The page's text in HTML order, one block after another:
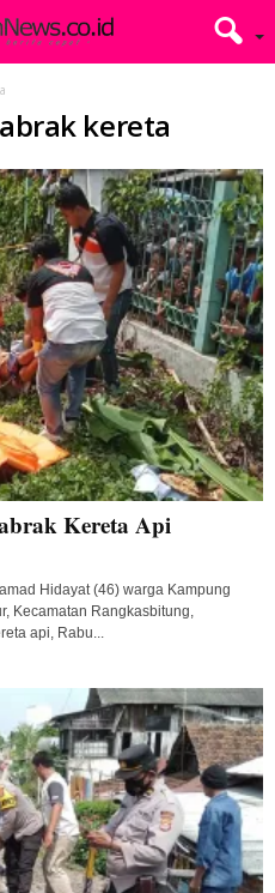
kereta
Kereta Api
Hidayat (46) warga Kampung
Kecamatan Rangkasbitung,
api, Rabu...